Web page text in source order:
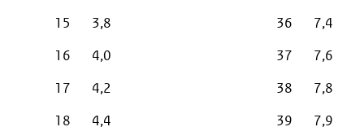
15
3,8
16
4,0
17
4,2
18
4,4
36
7,4
37
7,6
38
7,8
39
7,9